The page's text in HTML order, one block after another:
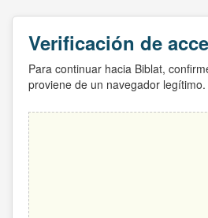
Verificación de
Para continuar hacia Biblat,
proviene de un navegador legítimo.